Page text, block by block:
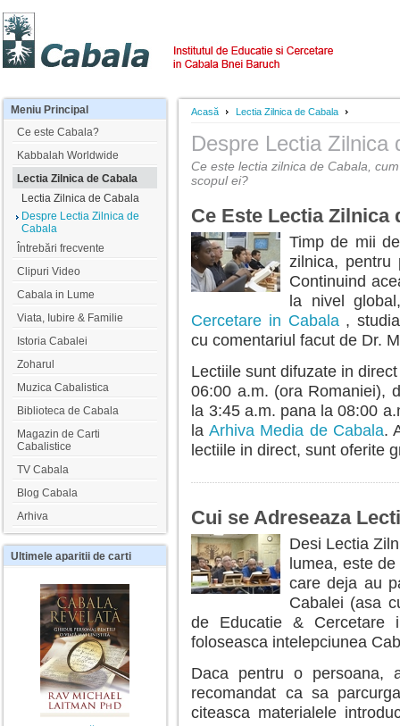
Acasă Lectia Zilnica de Cabala
Despre Lectia Zilnica
Ce este lectia zilnica de Cabala,
scopul ei?
Ce Este Lectia Zilnica
Timp de mii
zilnica, pentru
Continuind
la nivel
Cercetare in Cabala,
cu comentariul facut de Dr.
Lectiile sunt difuzate in
06:00 a.m. (ora Romaniei),
la 3:45 a.m. pana la 08:00
la Arhiva Media de Cabala.
lectiile in direct, sunt oferite
Cui se Adreseaza
Desi Lectia
lumea, este
care deja au
Cabalei (asa
de Educatie &
foloseasca intelepciunea
Daca pentru o persoana,
recomandat ca sa
citeasca materialele
Meniu Principal
Ce este Cabala?
Kabbalah Worldwide
Lectia Zilnica de Cabala
Lectia Zilnica de Cabala
Despre Lectia Zilnica de
Cabala
Întrebări frecvente
Clipuri Video
Cabala in Lume
Viata, Iubire & Familie
Istoria Cabalei
Zoharul
Muzica Cabalistica
Biblioteca de Cabala
Magazin de Carti
Cabalistice
TV Cabala
Blog Cabala
Arhiva
Ultimele aparitii de carti